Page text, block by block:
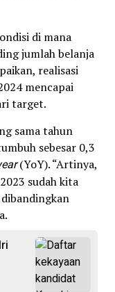
di mana
jumlah belanja
realisasi
mencapai
target.
sama tahun
sebesar 0,3
(YoY). “Artinya,
sudah kita